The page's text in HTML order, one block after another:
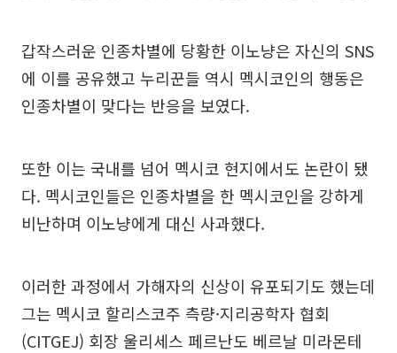
갑작스러운 인종차별에 당황한 이노냥은 자신의 SNS
에 이를 공유했고 누리꾼들 역시 멕시코인의 행동은
인종차별이 맞다는 반응을 보였다.
또한 이는 국내를 넘어 멕시코 현지에서도 논란이 됐
다. 멕시코인들은 인종차별을 한 멕시코인을 강하게
비난하며 이노냥에게 대신 사과했다.
이러한 과정에서 가해자의 신상이 유포되기도 했는데
그는 멕시코 할리스코주 측량·지리공학자 협회
(CITGEJ) 회장 울리세스 페르난도 베르날 미라몬테